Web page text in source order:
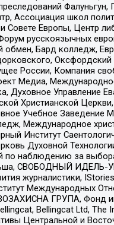
Фалуньгун,
Ассоциация школ
Совете Европы, Центр
русскоязычных
обмен, Бард колледж,
Оксфордский
России, Компания
Медиа,
Духовное Управление
Христианской
Учебное Заведение
Международное
Институт
Духовной
по наблюдению за
СВОБОДНЫЙ ИДЕЛЬ-
журналистики,
Международных
ГРУПА, Фонд
Bellingcat Ltd, The
Центральной и